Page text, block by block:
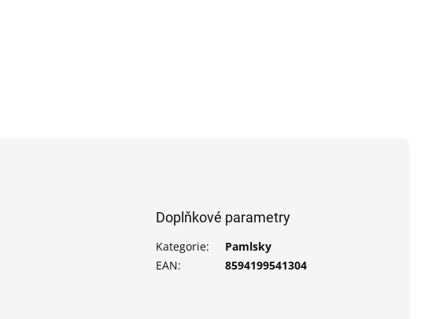
Doplňkové parametry
Kategorie:
Pamlsky
EAN: 8594199541304